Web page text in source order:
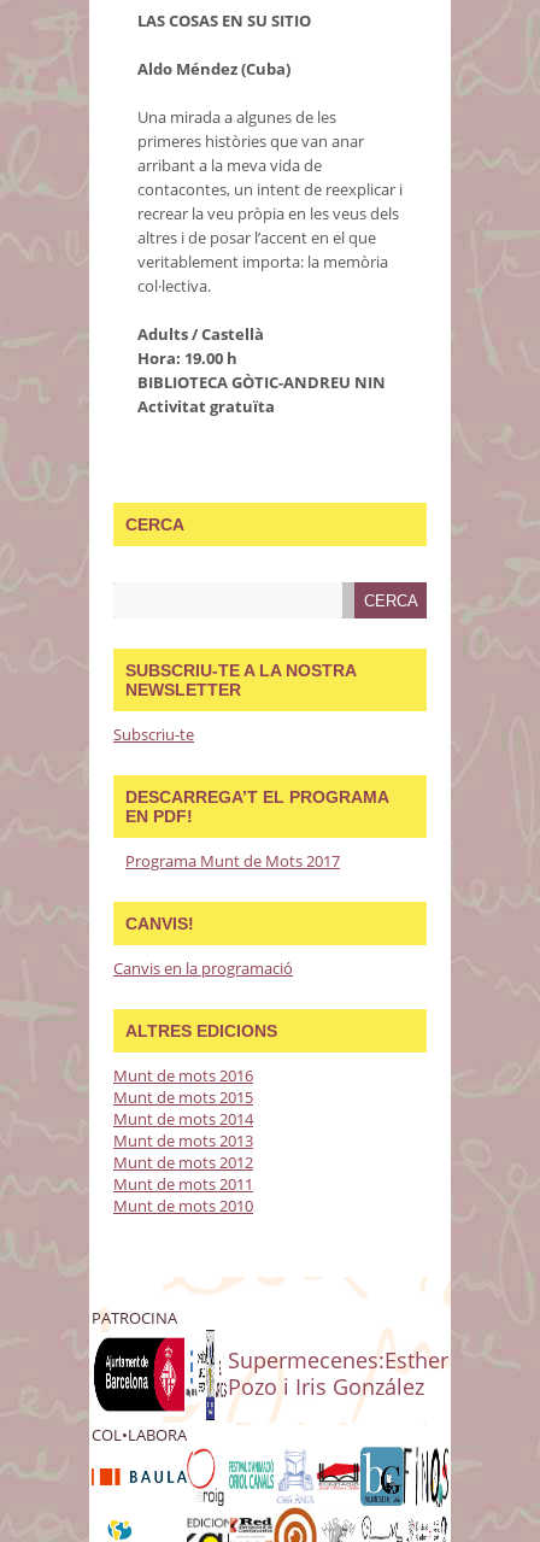
LAS COSAS EN SU SITIO
Aldo Méndez (Cuba)
Una mirada a algunes de les
primeres històries que van anar
arribant a la meva vida de
contacontes, un intent de reexplicar i
recrear la veu pròpia en les veus dels
altres i de posar l’accent en el que
veritablement importa: la memòria
col·lectiva.
Adults / Castellà
Hora: 19.00 h
BIBLIOTECA GÒTIC-ANDREU NIN
Activitat gratuïta
CERCA
SUBSCRIU-TE A LA NOSTRA
NEWSLETTER
Subscriu-te
DESCARREGA’T EL PROGRAMA
EN PDF!
Programa Munt de Mots 2017
CANVIS!
Canvis en la programació
ALTRES EDICIONS
Munt de mots 2016
Munt de mots 2015
Munt de mots 2014
Munt de mots 2013
Munt de mots 2012
Munt de mots 2011
Munt de mots 2010
PATROCINA
Supermecenes:Esther
Pozo i Iris González
COL•LABORA